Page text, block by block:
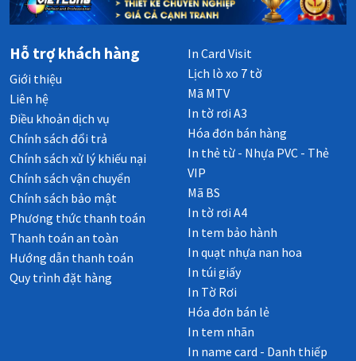
Hỗ trợ khách hàng
Giới thiệu
Liên hệ
Điều khoản dịch vụ
Chính sách đổi trả
Chính sách xử lý khiếu nại
Chính sách vận chuyển
Chính sách bảo mật
Phương thức thanh toán
Thanh toán an toàn
Hướng dẫn thanh toán
Quy trình đặt hàng
In Card Visit
Lịch lò xo 7 tờ
Mã MTV
In tờ rơi A3
Hóa đơn bán hàng
In thẻ từ - Nhựa PVC - Thẻ
VIP
Mã BS
In tờ rơi A4
In tem bảo hành
In quạt nhựa nan hoa
In túi giấy
In Tờ Rơi
Hóa đơn bán lẻ
In tem nhãn
In name card - Danh thiếp